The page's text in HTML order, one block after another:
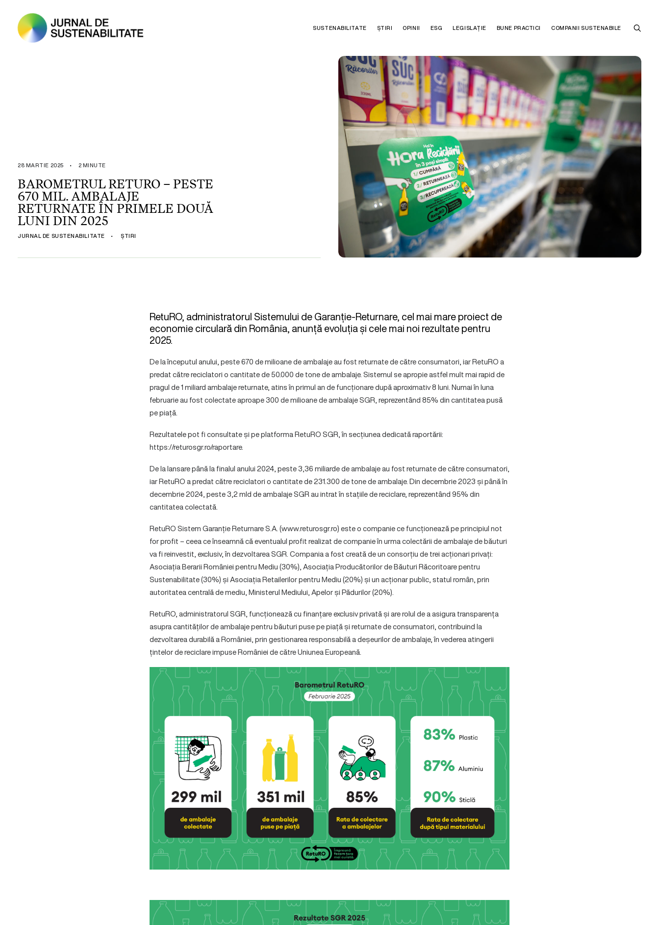
SUSTENABILITATE ȘTIRI OPINII ESG LEGISLAȚIE BUNE PRACTICI COMPANII SUSTENABILE
28 MARTIE 2025 • 2 MINUTE
BAROMETRUL RETURO – PESTE
670 MIL. AMBALAJE
RETURNATE ÎN PRIMELE DOUĂ
LUNI DIN 2025
JURNAL DE SUSTENABILITATE • ȘTIRI
RetuRO, administratorul Sistemului de Garanție-Returnare, cel mai mare proiect de
economie circulară din România, anunță evoluția și cele mai noi rezultate pentru
2025.
De la începutul anului, peste 670 de milioane de ambalaje au fost returnate de către consumatori, iar RetuRO a
predat către reciclatori o cantitate de 50.000 de tone de ambalaje. Sistemul se apropie astfel mult mai rapid de
pragul de 1 miliard ambalaje returnate, atins în primul an de funcționare după aproximativ 8 luni. Numai în luna
februarie au fost colectate aproape 300 de milioane de ambalaje SGR, reprezentând 85% din cantitatea pusă
pe piață.
Rezultatele pot fi consultate și pe platforma RetuRO SGR, în secțiunea dedicată raportării:
https://returosgr.ro/raportare.
De la lansare până la finalul anului 2024, peste 3,36 miliarde de ambalaje au fost returnate de către consumatori,
iar RetuRO a predat către reciclatori o cantitate de 231.300 de tone de ambalaje. Din decembrie 2023 și până în
decembrie 2024, peste 3,2 mld de ambalaje SGR au intrat în stațiile de reciclare, reprezentând 95% din
cantitatea colectată.
RetuRO Sistem Garanție Returnare S.A. (www.returosgr.ro) este o companie ce funcționează pe principiul not
for profit – ceea ce înseamnă că eventualul profit realizat de companie în urma colectării de ambalaje de băuturi
va fi reinvestit, exclusiv, în dezvoltarea SGR. Compania a fost creată de un consorțiu de trei acționari privați:
Asociația Berarii României pentru Mediu (30%), Asociația Producătorilor de Băuturi Răcoritoare pentru
Sustenabilitate (30%) și Asociația Retailerilor pentru Mediu (20%) și un acționar public, statul român, prin
autoritatea centrală de mediu, Ministerul Mediului, Apelor și Pădurilor (20%).
RetuRO, administratorul SGR, funcționează cu finanțare exclusiv privată și are rolul de a asigura transparența
asupra cantităților de ambalaje pentru băuturi puse pe piață și returnate de consumatori, contribuind la
dezvoltarea durabilă a României, prin gestionarea responsabilă a deșeurilor de ambalaje, în vederea atingerii
țintelor de reciclare impuse României de către Uniunea Europeană.